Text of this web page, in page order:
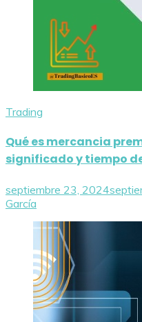
Trading
Qué es mercancia
significado y tiempo
septiembre 23, 2024
García